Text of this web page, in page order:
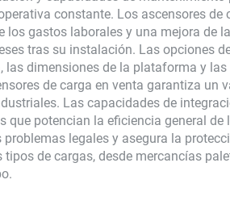
constante. Los ascensores
los gastos laborales y una mejora de
tras su instalación. Las opciones
las dimensiones de la plataforma y
de carga en venta garantiza
Las capacidades de
que potencian la eficiencia general
legales y asegura la
de cargas, desde mercancías